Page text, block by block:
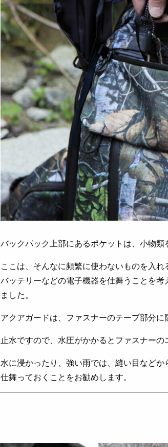
バックパック上部にあるポケットは、小物類
ここは、そんなに頻繁に使わないものを入
バッテリーなどの電子機器を仕舞うことを
ました。
アクアガードは、ファスナーのテープ部分
止水ですので、水圧がかかるとファスナー
水に浸かったり、強い雨では、縫い目など
仕舞っておくことをお勧めします。